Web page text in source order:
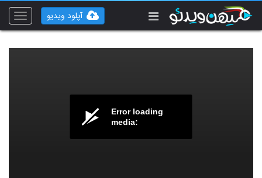
Toggle
آپلود ویدیو
Error loading
media: